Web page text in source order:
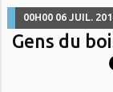
00H00 06 JUIL.
Gens du